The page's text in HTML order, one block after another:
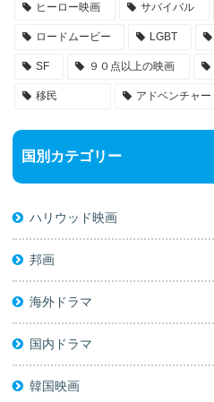
ヒーロー映画 サバイバル
ロードムービー LGBT
SF ９０点以上の映画
移民 アドベンチャー
国別カテゴリー
ハリウッド映画
邦画
海外ドラマ
国内ドラマ
韓国映画